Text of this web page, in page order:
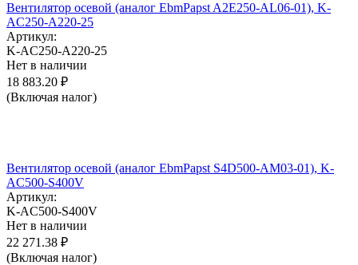
Вентилятор осевой (аналог EbmPapst A2E250-AL06-01), K-
AC250-A220-25
Артикул:
K-AC250-A220-25
Нет в наличии
18 883.20 ₽
(Включая налог)
Вентилятор осевой (аналог EbmPapst S4D500-AM03-01), K-
AC500-S400V
Артикул:
K-AC500-S400V
Нет в наличии
22 271.38 ₽
(Включая налог)